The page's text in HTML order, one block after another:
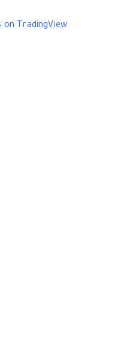
on TradingView